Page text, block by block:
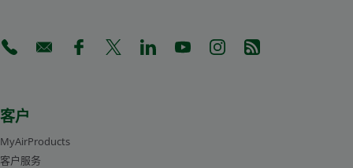
(Opens in a new tab)
(Opens in a new tab)
(Opens in a new tab)
(Opens in a new tab)
(Opens in a new tab)
(Opens in a new tab)
(Opens in a new tab)
(Opens in a new
客户
MyAirProducts
客户服务